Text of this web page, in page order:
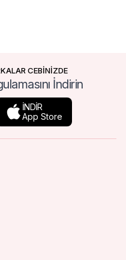
CEBİNİZDE
İndirin
İNDİR
App Store